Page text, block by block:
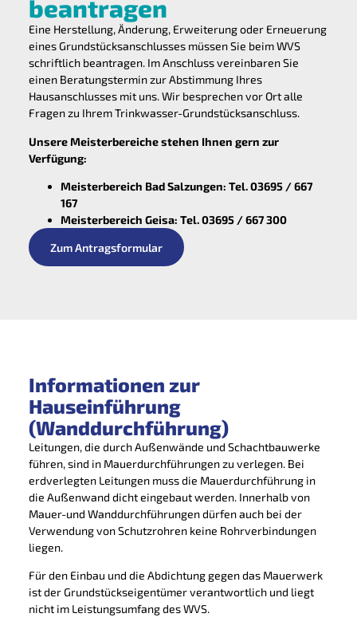
beantragen
Eine Herstellung, Änderung, Erweiterung oder Erneuerung
eines Grundstücksanschlusses müssen Sie beim WVS
schriftlich beantragen. Im Anschluss vereinbaren Sie
einen Beratungstermin zur Abstimmung Ihres
Hausanschlusses mit uns. Wir besprechen vor Ort alle
Fragen zu Ihrem Trinkwasser-Grundstücksanschluss.
Unsere Meisterbereiche stehen Ihnen gern zur
Verfügung:
Meisterbereich Bad Salzungen: Tel. 03695 / 667
167
Meisterbereich Geisa: Tel. 03695 / 667 300
Zum Antragsformular
Informationen zur
Hauseinführung
(Wanddurchführung)
Leitungen, die durch Außenwände und Schachtbauwerke
führen, sind in Mauerdurchführungen zu verlegen. Bei
erdverlegten Leitungen muss die Mauerdurchführung in
die Außenwand dicht eingebaut werden. Innerhalb von
Mauer-und Wanddurchführungen dürfen auch bei der
Verwendung von Schutzrohren keine Rohrverbindungen
liegen.
Für den Einbau und die Abdichtung gegen das Mauerwerk
ist der Grundstückseigentümer verantwortlich und liegt
nicht im Leistungsumfang des WVS.